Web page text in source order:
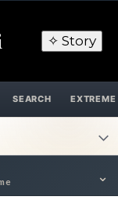
✧ Story
SEARCH EXTREME
⌄